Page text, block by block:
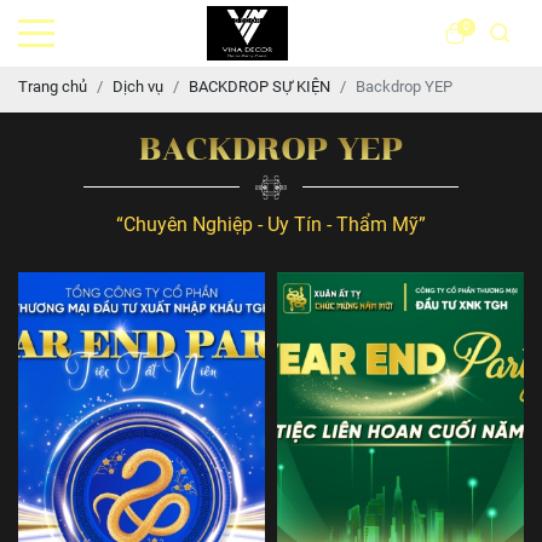
0
Trang chủ Dịch vụ BACKDROP SỰ KIỆN Backdrop YEP
BACKDROP YEP
“Chuyên Nghiệp - Uy Tín - Thẩm Mỹ”